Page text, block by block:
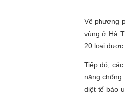
Về phương
vùng ở Hà
20 loại dược
Tiếp đó,
năng
diệt tế bào